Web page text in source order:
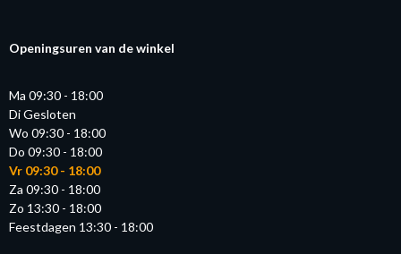
Openingsuren van de winkel
Ma 09:30 - 18:00
Di Gesloten
Wo 09:30 - 18:00
Do 09:30 - 18:00
Vr 09:30 - 18:00
Za 09:30 - 18:00
Zo 13:30 - 18:00
Feestdagen 13:30 - 18:00